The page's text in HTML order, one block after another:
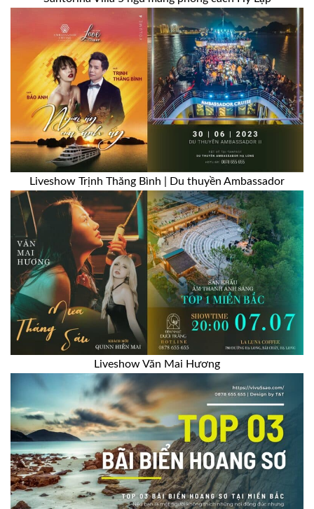
Liveshow Trịnh Thăng Bình | Du thuyền Ambassador
Liveshow Văn Mai Hương